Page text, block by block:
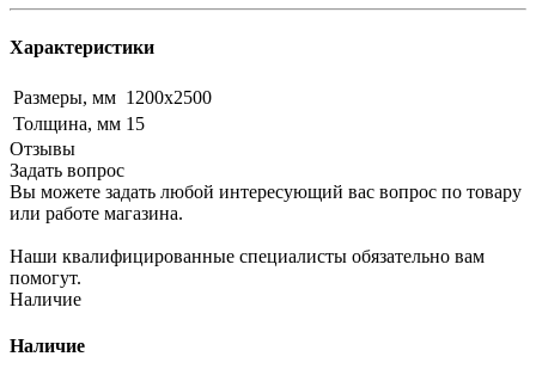
Характеристики
Размеры, мм 1200х2500
Толщина, мм 15
Отзывы
Задать вопрос
Вы можете задать любой интересующий вас вопрос по товару
или работе магазина.
Наши квалифицированные специалисты обязательно вам
помогут.
Наличие
Наличие